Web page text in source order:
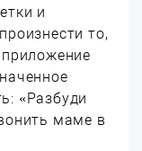
и
то,
«Разбуди
маме в